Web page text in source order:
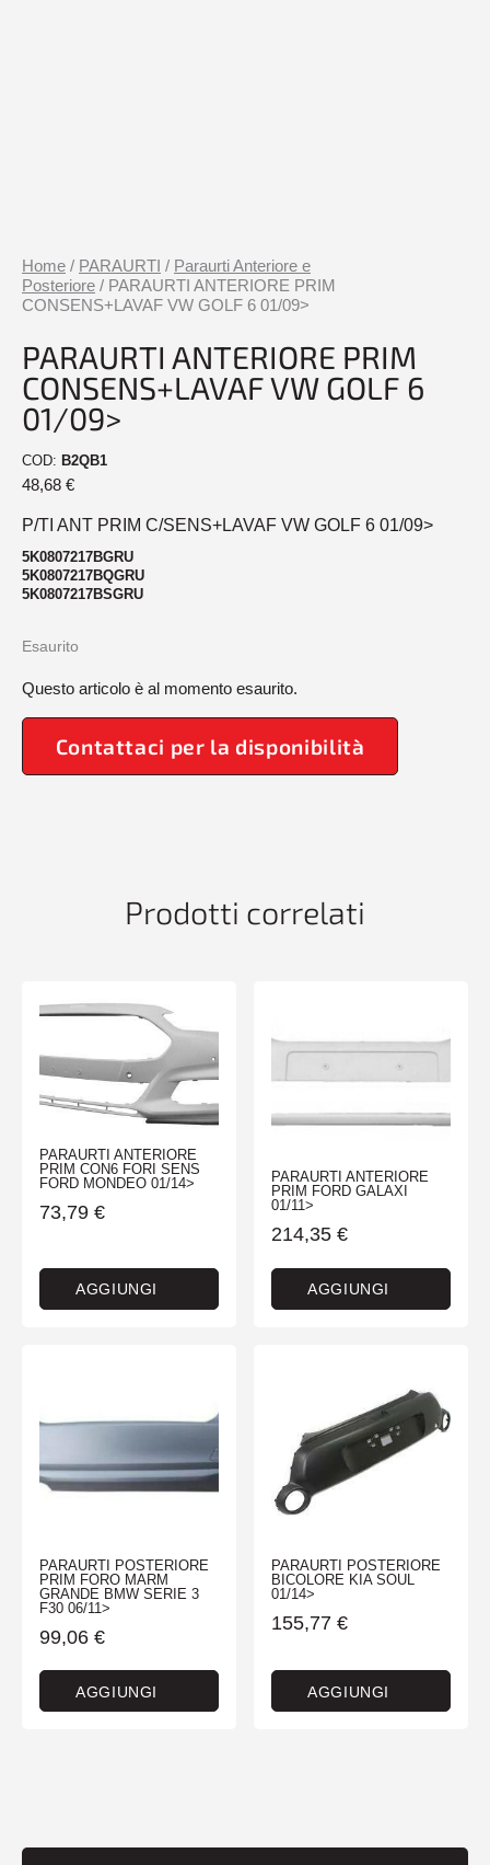
Home / PARAURTI / Paraurti Anteriore e
Posteriore / PARAURTI ANTERIORE PRIM
CONSENS+LAVAF VW GOLF 6 01/09>
PARAURTI ANTERIORE PRIM
CONSENS+LAVAF VW GOLF 6
01/09>
COD: B2QB1
48,68 €
P/TI ANT PRIM C/SENS+LAVAF VW GOLF 6 01/09>
5K0807217BGRU
5K0807217BQGRU
5K0807217BSGRU
Esaurito
Questo articolo è al momento esaurito.
Contattaci per la disponibilità
Prodotti correlati
PARAURTI ANTERIORE
PRIM CON6 FORI SENS
FORD MONDEO 01/14>
73,79 €
AGGIUNGI
PARAURTI ANTERIORE
PRIM FORD GALAXI
01/11>
214,35 €
AGGIUNGI
PARAURTI POSTERIORE
PRIM FORO MARM
GRANDE BMW SERIE 3
F30 06/11>
99,06 €
AGGIUNGI
PARAURTI POSTERIORE
BICOLORE KIA SOUL
01/14>
155,77 €
AGGIUNGI